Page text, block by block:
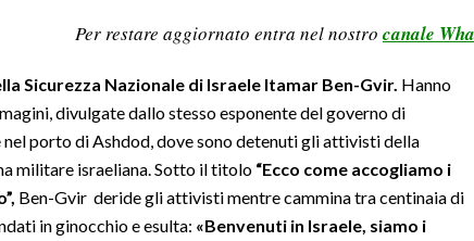
Per restare aggiornato entra nel nostro canale
Sicurezza Nazionale di Israele Itamar Ben-Gvir. Hanno
divulgate dallo stesso esponente del governo di
porto di Ashdod, dove sono detenuti gli attivisti della
militare israeliana. Sotto il titolo “Ecco come accogliamo i
Ben-Gvir deride gli attivisti mentre cammina tra centinaia di
in ginocchio e esulta: «Benvenuti in Israele, siamo i